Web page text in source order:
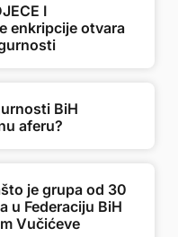
I
enkripcije otvara
BiH
aferu?
je grupa od 30
u Federaciju BiH
Vučićeve